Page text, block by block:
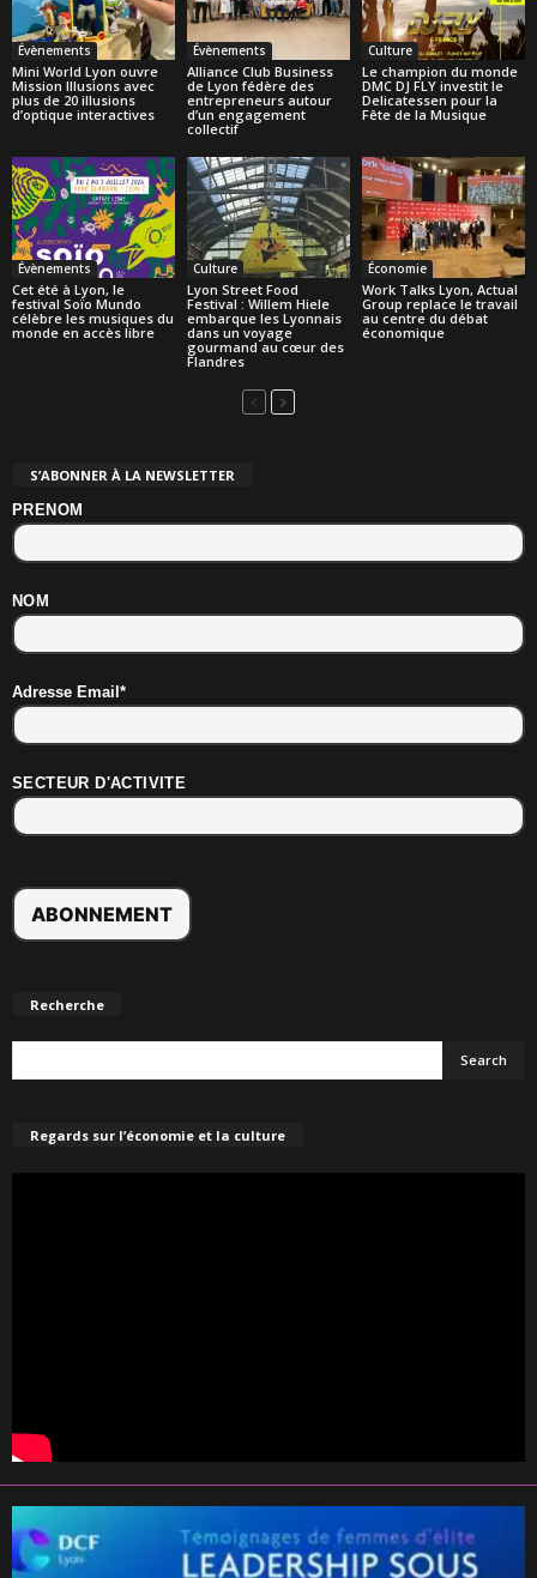
Évènements
Mini World Lyon ouvre
Mission Illusions avec
plus de 20 illusions
d’optique interactives
Évènements
Alliance Club Business
de Lyon fédère des
entrepreneurs autour
d’un engagement
collectif
Culture
Le champion du monde
DMC DJ FLY investit le
Delicatessen pour la
Fête de la Musique
Évènements
Cet été à Lyon, le
festival Soïo Mundo
célèbre les musiques du
monde en accès libre
Culture
Lyon Street Food
Festival : Willem Hiele
embarque les Lyonnais
dans un voyage
gourmand au cœur des
Flandres
Économie
Work Talks Lyon, Actual
Group replace le travail
au centre du débat
économique
S’ABONNER À LA NEWSLETTER
PRENOM
NOM
Adresse Email*
SECTEUR D'ACTIVITE
Recherche
Regards sur l’économie et la culture